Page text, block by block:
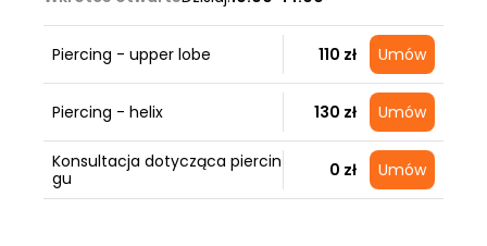
Piercing - upper lobe 110 zł Umów
Piercing - helix 130 zł Umów
Konsultacja dotycząca piercin
gu
0 zł Umów